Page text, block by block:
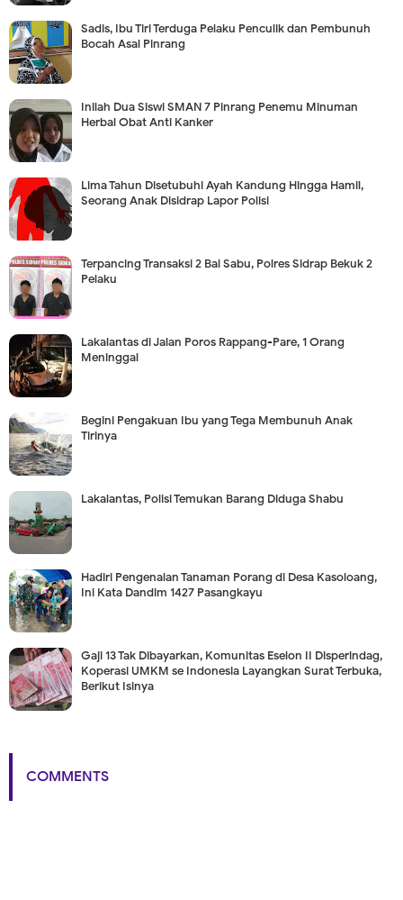
Sadis, Ibu Tiri Terduga Pelaku Penculik dan Pembunuh
Bocah Asal Pinrang
Inilah Dua Siswi SMAN 7 Pinrang Penemu Minuman
Herbal Obat Anti Kanker
Lima Tahun Disetubuhi Ayah Kandung Hingga Hamil,
Seorang Anak Disidrap Lapor Polisi
Terpancing Transaksi 2 Bal Sabu, Polres Sidrap Bekuk 2
Pelaku
Lakalantas di Jalan Poros Rappang-Pare, 1 Orang
Meninggal
Begini Pengakuan Ibu yang Tega Membunuh Anak
Tirinya
Lakalantas, Polisi Temukan Barang Diduga Shabu
Hadiri Pengenalan Tanaman Porang di Desa Kasoloang,
Ini Kata Dandim 1427 Pasangkayu
Gaji 13 Tak Dibayarkan, Komunitas Eselon II Disperindag,
Koperasi UMKM se Indonesia Layangkan Surat Terbuka,
Berikut Isinya
COMMENTS